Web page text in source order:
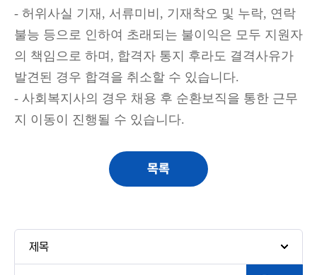
- 허위사실 기재 , 서류미비 , 기재착오 및 누락, 연락
불능 등으로 인하여 초래되는 불이익은 모두 지원자
의 책임으로 하며 , 합격자 통지 후라도 결격사유가
발견된 경우 합격을 취소할 수 있습니다.
- 사회복지사의 경우 채용 후 순환보직을 통한 근무
지 이동이 진행될 수 있습니다.
목록